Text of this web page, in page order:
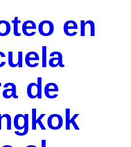
en
de